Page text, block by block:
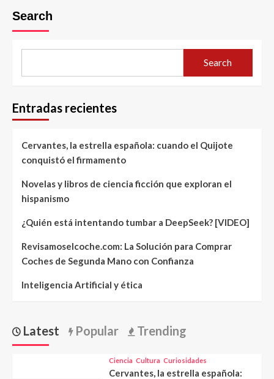
Search
Search
Entradas recientes
Cervantes, la estrella española: cuando el Quijote
conquistó el firmamento
Novelas y libros de ciencia ficción que exploran el
hispanismo
¿Quién está intentando tumbar a DeepSeek? [VIDEO]
Revisamoselcoche.com: La Solución para Comprar
Coches de Segunda Mano con Confianza
Inteligencia Artificial y ética
Latest Popular Trending
Ciencia Cultura Curiosidades
Cervantes, la estrella española: